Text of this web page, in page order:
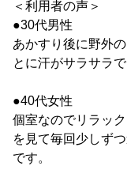
＜利用者の声＞
●30代男性
あかすり後に野外
とに汗がサラサラで
●40代女性
個室なのでリラッ
を見て毎回少しず
です。